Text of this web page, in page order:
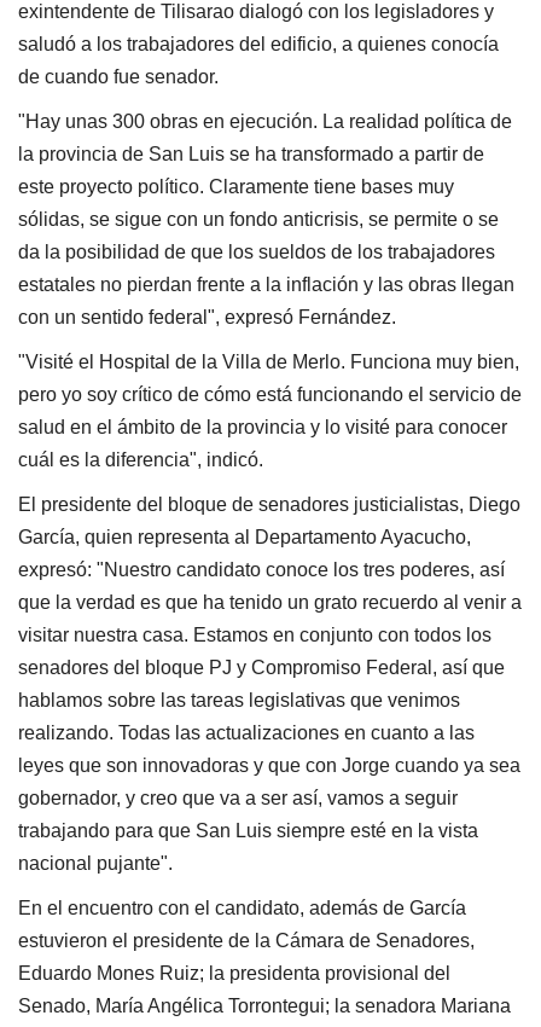
exintendente de Tilisarao dialogó con los legisladores y
saludó a los trabajadores del edificio, a quienes conocía
de cuando fue senador.
"Hay unas 300 obras en ejecución. La realidad política de
la provincia de San Luis se ha transformado a partir de
este proyecto político. Claramente tiene bases muy
sólidas, se sigue con un fondo anticrisis, se permite o se
da la posibilidad de que los sueldos de los trabajadores
estatales no pierdan frente a la inflación y las obras llegan
con un sentido federal", expresó Fernández.
"Visité el Hospital de la Villa de Merlo. Funciona muy bien,
pero yo soy crítico de cómo está funcionando el servicio de
salud en el ámbito de la provincia y lo visité para conocer
cuál es la diferencia", indicó.
El presidente del bloque de senadores justicialistas, Diego
García, quien representa al Departamento Ayacucho,
expresó: "Nuestro candidato conoce los tres poderes, así
que la verdad es que ha tenido un grato recuerdo al venir a
visitar nuestra casa. Estamos en conjunto con todos los
senadores del bloque PJ y Compromiso Federal, así que
hablamos sobre las tareas legislativas que venimos
realizando. Todas las actualizaciones en cuanto a las
leyes que son innovadoras y que con Jorge cuando ya sea
gobernador, y creo que va a ser así, vamos a seguir
trabajando para que San Luis siempre esté en la vista
nacional pujante".
En el encuentro con el candidato, además de García
estuvieron el presidente de la Cámara de Senadores,
Eduardo Mones Ruiz; la presidenta provisional del
Senado, María Angélica Torrontegui; la senadora Mariana